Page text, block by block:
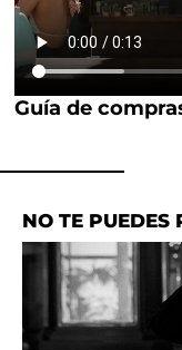
Guía de
NO TE PUEDES